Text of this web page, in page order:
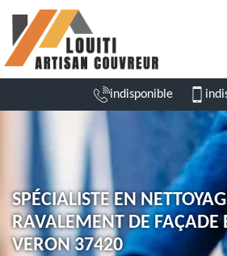
indisponible
SPÉCIALISTE EN
RAVALEMENT DE
VERON 37420